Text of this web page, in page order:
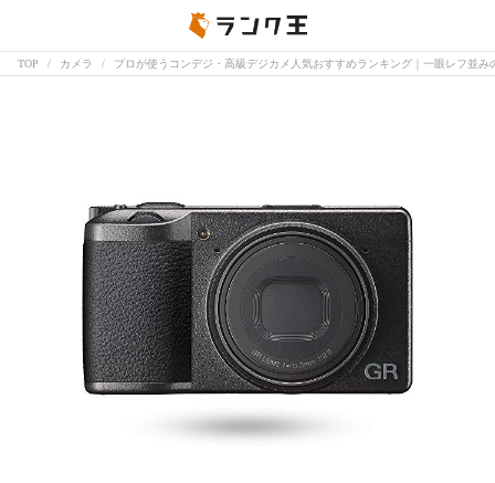
TOP カメラ プロが使うコンデジ・高級デジカメ人気おすすめランキング｜一眼レフ並み